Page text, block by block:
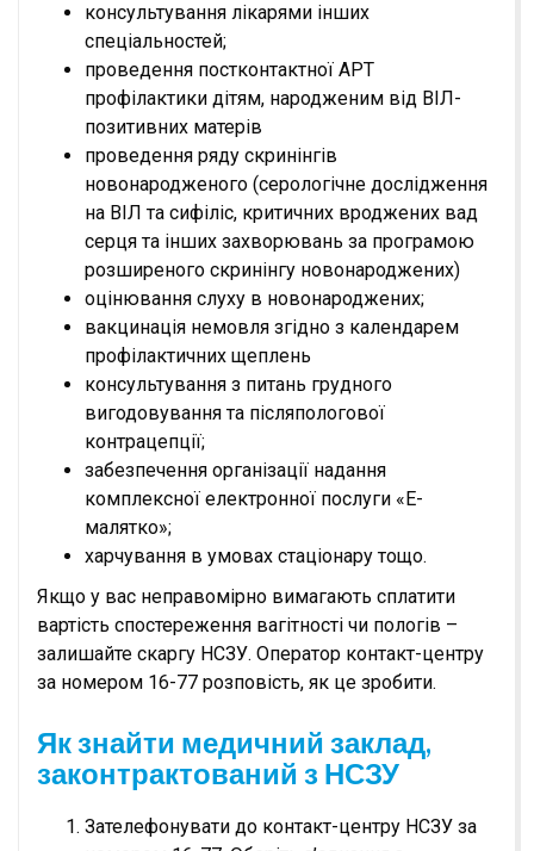
консультування лікарями інших
спеціальностей;
проведення постконтактної АРТ
профілактики дітям, народженим від ВІЛ-
позитивних матерів
проведення ряду скринінгів
новонародженого (серологічне дослідження
на ВІЛ та сифіліс, критичних вроджених вад
серця та інших захворювань за програмою
розширеного скринінгу новонароджених)
оцінювання слуху в новонароджених;
вакцинація немовля згідно з календарем
профілактичних щеплень
консультування з питань грудного
вигодовування та післяпологової
контрацепції;
забезпечення організації надання
комплексної електронної послуги «Е-
малятко»;
харчування в умовах стаціонару тощо.
Якщо у вас неправомірно вимагають сплатити
вартість спостереження вагітності чи пологів –
залишайте скаргу НСЗУ. Оператор контакт-центру
за номером 16-77 розповість, як це зробити.
Як знайти медичний заклад,
законтрактований з НСЗУ
Зателефонувати до контакт-центру НСЗУ за